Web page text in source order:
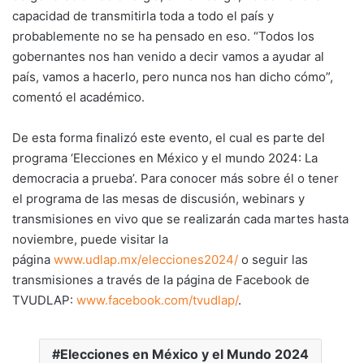
capacidad de transmitirla toda a todo el país y
probablemente no se ha pensado en eso. “Todos los
gobernantes nos han venido a decir vamos a ayudar al
país, vamos a hacerlo, pero nunca nos han dicho cómo”,
comentó el académico.
De esta forma finalizó este evento, el cual es parte del
programa ‘Elecciones en México y el mundo 2024: La
democracia a prueba’. Para conocer más sobre él o tener
el programa de las mesas de discusión, webinars y
transmisiones en vivo que se realizarán cada martes hasta
noviembre, puede visitar la
página www.udlap.mx/elecciones2024/ o seguir las
transmisiones a través de la página de Facebook de
TVUDLAP: www.facebook.com/tvudlap/.
Elecciones en México y el Mundo 2024